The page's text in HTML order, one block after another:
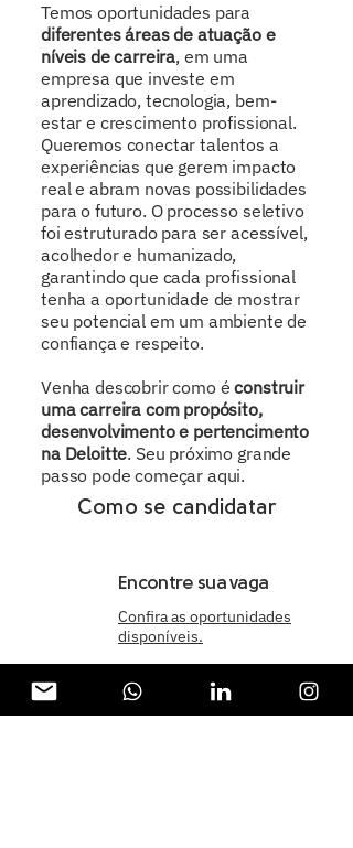
Temos oportunidades para
diferentes áreas de atuação e
níveis de carreira, em uma
empresa que investe em
aprendizado, tecnologia, bem-
estar e crescimento profissional.
Queremos conectar talentos a
experiências que gerem impacto
real e abram novas possibilidades
para o futuro. O processo seletivo
foi estruturado para ser acessível,
acolhedor e humanizado,
garantindo que cada profissional
tenha a oportunidade de mostrar
seu potencial em um ambiente de
confiança e respeito.
Venha descobrir como éconstruir
uma carreira com propósito,
desenvolvimento e pertencimento
na Deloitte. Seu próximo grande
passo pode começar aqui.
Como se candidatar
Encontre sua vaga
Confira as oportunidades
disponíveis.